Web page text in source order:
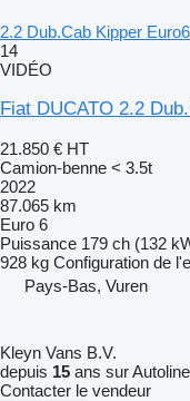
2.2 Dub.Cab Kipper Euro6
14
VIDÉO
Fiat DUCATO 2.2
21.850 € HT
Camion-benne < 3.5t
2022
87.065 km
Euro 6
Puissance 179 ch (132
928 kg Configuration de
Pays-Bas, Vuren
Kleyn Vans B.V.
depuis 15 ans sur Autoline
Contacter le vendeur